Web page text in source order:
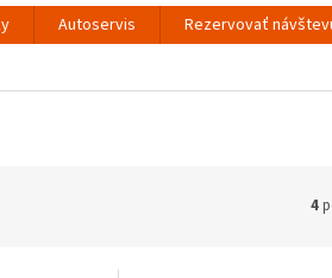
Autoservis Rezervovať
4